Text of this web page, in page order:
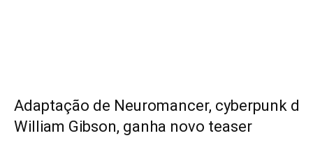
Adaptação de Neuromancer, cyberpunk de
William Gibson, ganha novo teaser